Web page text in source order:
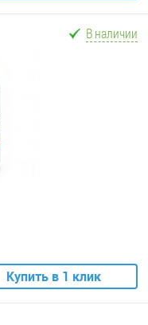
В наличии
Купить в 1 клик